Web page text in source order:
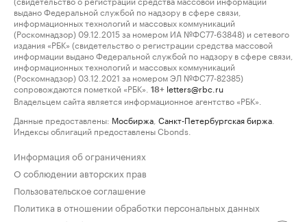
выдано Федеральной службой по надзору в сфере связи,
информационных технологий и массовых коммуникаций
(Роскомнадзор) 09.12.2015 за номером ИА №ФС77-63848) и сетевого
издания «РБК» (свидетельство о регистрации средства массовой
информации выдано Федеральной службой по надзору в сфере связи,
информационных технологий и массовых коммуникаций
(Роскомнадзор) 03.12.2021 за номером ЭЛ №ФС77-82385)
сопровождаются пометкой «РБК».
18+ letters@rbc.ru
Владельцем сайта является информационное агентство «РБК».
Данные предоставлены: Мосбиржа Санкт-Петербургская биржа
Индексы облигаций предоставлены Cbonds.
Информация об ограничениях
О соблюдении авторских прав
Пользовательское соглашение
Политика в отношении обработки персональных данных